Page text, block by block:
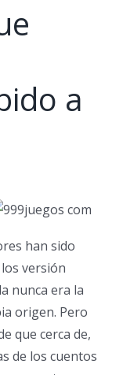
a
han sido
versión
nunca era la
origen. Pero
que cerca de,
de los cuentos